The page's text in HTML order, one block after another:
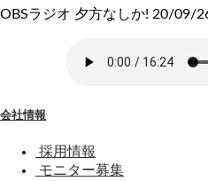
OBSラジオ 夕方なしか! 20/09/
会社情報
採用情報
モニター募集